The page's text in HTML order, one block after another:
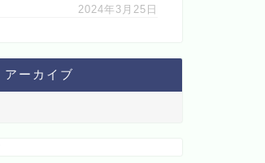
2024年3月25日
アーカイブ